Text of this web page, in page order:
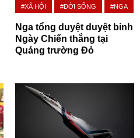
#XÃ HỘI #ĐỜI SỐNG #NGA
Nga tổng duyệt duyệt binh
Ngày Chiến thắng tại
Quảng trường Đỏ